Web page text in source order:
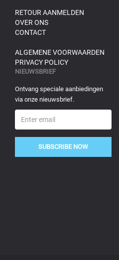
RETOUR AANMELDEN
OVER ONS
CONTACT
ALGEMENE VOORWAARDEN
PRIVACY POLICY
NIEUWSBRIEF
Ontvang speciale aanbiedingen
via onze nieuwsbrief.
SUBSCRIBE NOW